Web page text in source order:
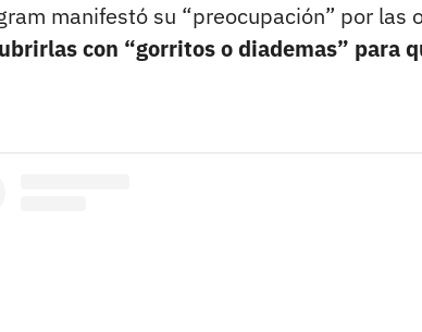
manifestó su “preocupación” por las
con “gorritos o diademas” para